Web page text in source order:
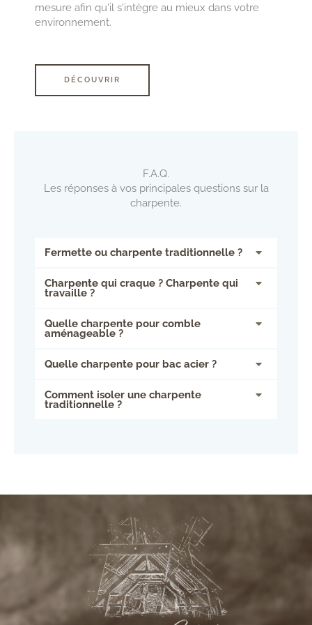
mesure afin qu'il s'intègre au mieux dans votre
environnement.
DÉCOUVRIR
F.A.Q.
Les réponses à vos principales questions sur la
charpente.
Fermette ou charpente traditionnelle ?
Charpente qui craque ? Charpente qui
travaille ?
Quelle charpente pour comble
aménageable ?
Quelle charpente pour bac acier ?
Comment isoler une charpente
traditionnelle ?